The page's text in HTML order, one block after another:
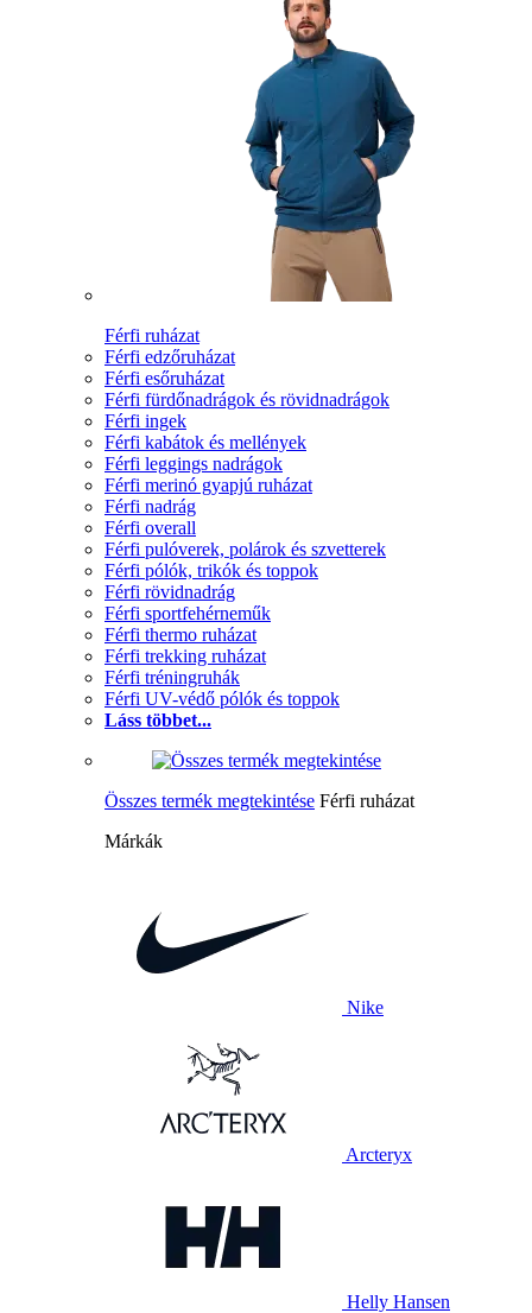
Férfi ruházat
Férfi edzőruházat
Férfi esőruházat
Férfi fürdőnadrágok és rövidnadrágok
Férfi ingek
Férfi kabátok és mellények
Férfi leggings nadrágok
Férfi merinó gyapjú ruházat
Férfi nadrág
Férfi overall
Férfi pulóverek, polárok és szvetterek
Férfi pólók, trikók és toppok
Férfi rövidnadrág
Férfi sportfehérneműk
Férfi thermo ruházat
Férfi trekking ruházat
Férfi tréningruhák
Férfi UV-védő pólók és toppok
Láss többet...
Összes termék megtekintése Férfi ruházat
Márkák
Nike
Arcteryx
Helly Hansen